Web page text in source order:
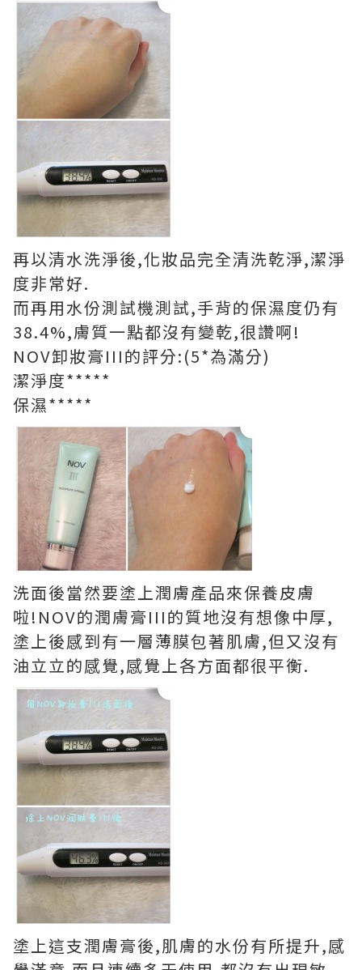
再以清水洗淨後,化妝品完全清洗乾淨,潔淨
度非常好.
而再用水份測試機測試,手背的保濕度仍有
38.4%,膚質一點都沒有變乾,很讚啊!
NOV卸妝膏III的評分:(5*為滿分)
潔淨度*****
保濕*****
洗面後當然要塗上潤膚產品來保養皮膚
啦!NOV的潤膚膏III的質地沒有想像中厚,
塗上後感到有一層薄膜包著肌膚,但又沒有
油立立的感覺,感覺上各方面都很平衡.
塗上這支潤膚膏後,肌膚的水份有所提升,感